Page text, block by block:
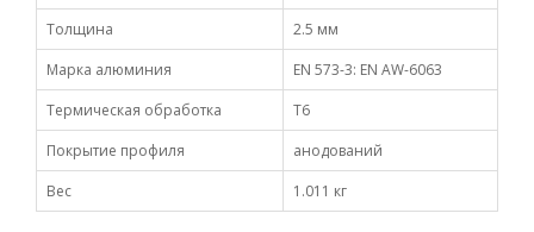
Толщина
2.5 мм
Марка алюминия
EN 573-3: EN AW-6063
Термическая обработка
Т6
Покрытие профиля
анодований
Вес
1.011 кг